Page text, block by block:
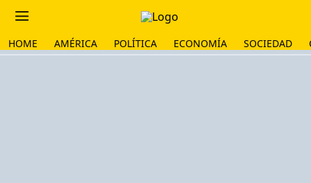
HOME AMÉRICA POLÍTICA ECONOMÍA SOCIEDAD